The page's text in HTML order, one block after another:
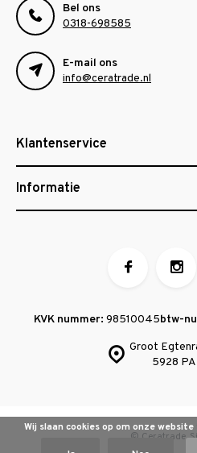
Bel ons
0318-698585
E-mail ons
info@ceratrade.nl
Klantenservice
Informatie
Groot
5928 PA
KVK nummer: 98510045btw-
© Ceratrade
Wij slaan cookies op om onze